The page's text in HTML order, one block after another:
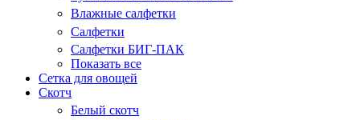
Влажные салфетки
Салфетки
Салфетки БИГ-ПАК
Показать все
Сетка для овощей
Скотч
Белый скотч